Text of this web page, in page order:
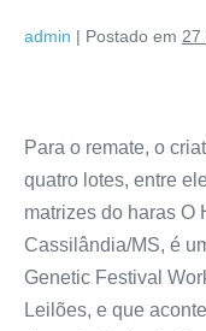
admin | Postado em 27
Para o remate, o
quatro lotes, entre
matrizes do haras O
Cassilândia/MS, é
Genetic Festival
Leilões, e que